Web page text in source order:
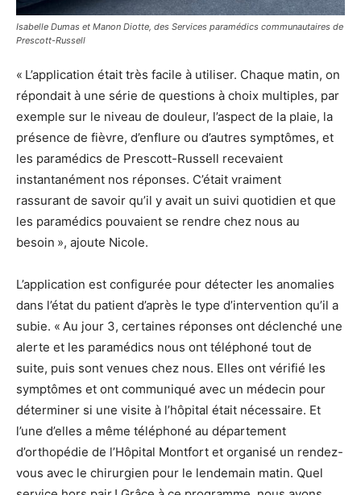
Isabelle Dumas et Manon Diotte, des Services paramédics communautaires de
Prescott-Russell
« L’application était très facile à utiliser. Chaque matin, on
répondait à une série de questions à choix multiples, par
exemple sur le niveau de douleur, l’aspect de la plaie, la
présence de fièvre, d’enflure ou d’autres symptômes, et
les paramédics de Prescott-Russell recevaient
instantanément nos réponses. C’était vraiment
rassurant de savoir qu’il y avait un suivi quotidien et que
les paramédics pouvaient se rendre chez nous au
besoin », ajoute Nicole.
L’application est configurée pour détecter les anomalies
dans l’état du patient d’après le type d’intervention qu’il a
subie. « Au jour 3, certaines réponses ont déclenché une
alerte et les paramédics nous ont téléphoné tout de
suite, puis sont venues chez nous. Elles ont vérifié les
symptômes et ont communiqué avec un médecin pour
déterminer si une visite à l’hôpital était nécessaire. Et
l’une d’elles a même téléphoné au département
d’orthopédie de l’Hôpital Montfort et organisé un rendez-
vous avec le chirurgien pour le lendemain matin. Quel